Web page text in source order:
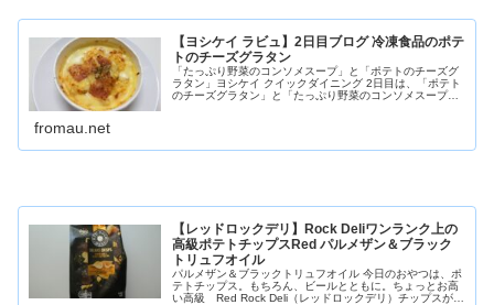
【ヨシケイ ラビュ】2日目ブログ 冷凍食品のポテ
トのチーズグラタン
「たっぷり野菜のコンソメスープ」と「ポテトのチーズグ
ラタン」ヨシケイ クイックダイニング 2日目は、「ポテト
のチーズグラタン」と「たっぷり野菜のコンソメスープ」
fromau.net
【レッドロックデリ】Rock Deliワンランク上の
高級ポテトチップスRed パルメザン＆ブラック
トリュフオイル
パルメザン＆ブラックトリュフオイル 今日のおやつは、ポ
テトチップス。もちろん、ビールとともに。ちょっとお高
い高級 Red Rock Deli（レッドロックデリ）チップスが、